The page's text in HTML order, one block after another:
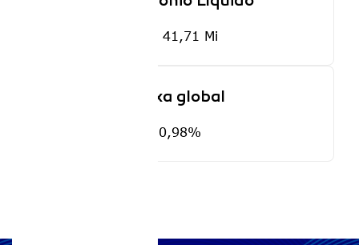
R$ 41,71 Mi
Taxa global
0,98%